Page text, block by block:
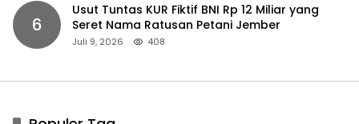
6
Usut Tuntas KUR Fiktif BNI Rp 12 Miliar yang
Seret Nama Ratusan Petani Jember
Juli 9, 2026 408